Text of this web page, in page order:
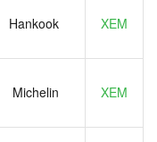
Hankook XEM
Michelin XEM